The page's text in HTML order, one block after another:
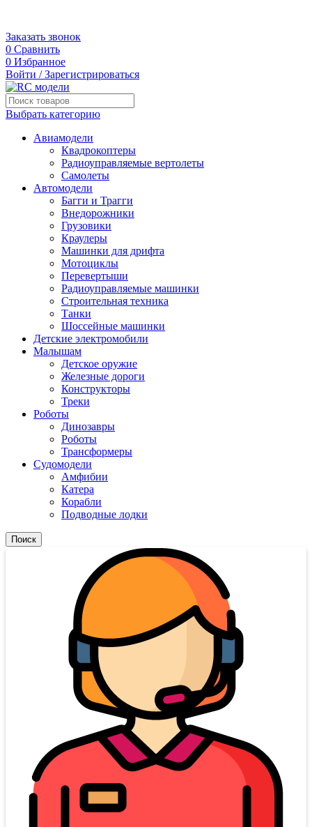
Заказать звонок
0 Сравнить
0 Избранное
Войти / Зарегистрироваться
Выбрать категорию
Авиамодели
Квадрокоптеры
Радиоуправляемые вертолеты
Самолеты
Автомодели
Багги и Трагги
Внедорожники
Грузовики
Краулеры
Машинки для дрифта
Мотоциклы
Перевертыши
Радиоуправляемые машинки
Строительная техника
Танки
Шоссейные машинки
Детские электромобили
Малышам
Детское оружие
Железные дороги
Конструкторы
Треки
Роботы
Динозавры
Роботы
Трансформеры
Судомодели
Амфибии
Катера
Корабли
Подводные лодки
Поиск